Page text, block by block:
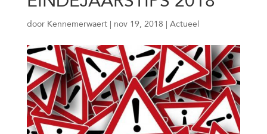
door Kennemerwaert| nov 19, 2018 | Actueel